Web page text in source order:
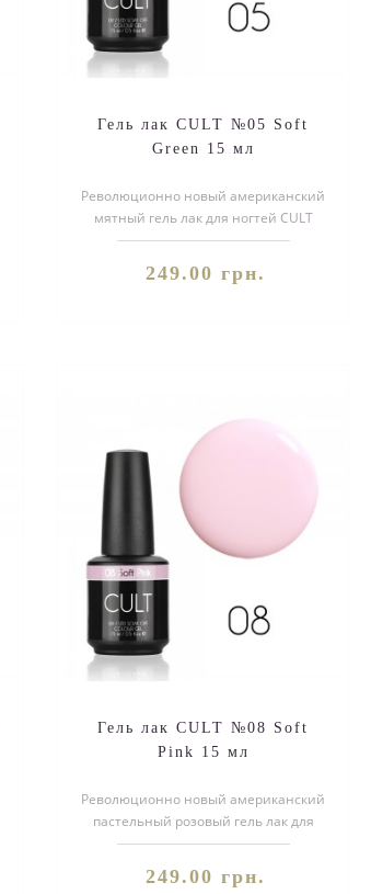
Гель лак CULT №05 Soft
Green 15 мл
Революционно новый американский
мятный гель лак для ногтей CULT
№05 Soft Green.Благодаря своей
249.00 грн.
Гель лак CULT №08 Soft
Pink 15 мл
Революционно новый американский
пастельный розовый гель лак для
ногтей CULT №08 Soft Pink.
249.00 грн.